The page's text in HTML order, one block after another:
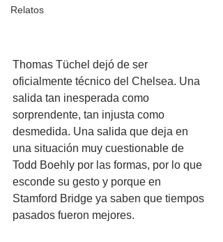
Relatos
Thomas Tüchel dejó de ser
oficialmente técnico del Chelsea. Una
salida tan inesperada como
sorprendente, tan injusta como
desmedida. Una salida que deja en
una situación muy cuestionable de
Todd Boehly por las formas, por lo que
esconde su gesto y porque en
Stamford Bridge ya saben que tiempos
pasados fueron mejores.